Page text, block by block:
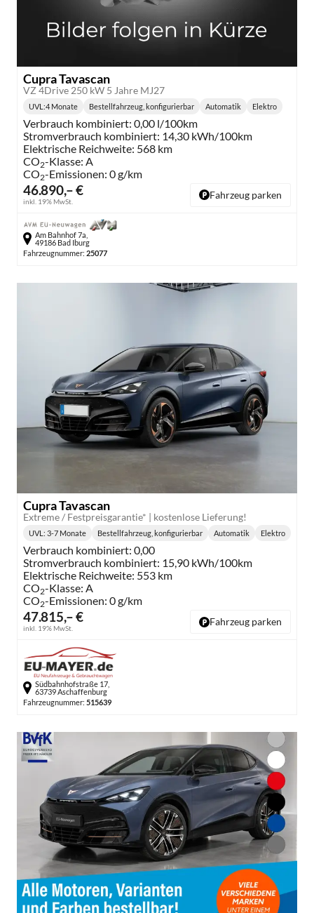
Cupra Tavascan
VZ 4Drive 250 kW 5 Jahre MJ27
46.890,– €
inkl. 19% MwSt.
Lieferzeit:
UVL :4 Monate Bestellfahrzeug, konfigurierbar
Getriebe:
Automatik
Kraftstoff:
Elektro
Verbrauch kombiniert: 0,00 l/100km
Stromverbrauch kombiniert: 14,30 kWh/100km
Elektrische Reichweite: 568 km
CO2-Klasse: A
CO2-Emissionen: 0 g/km
Fahrzeug parken
Am Bahnhof 7a,
49186 Bad Iburg
Fahrzeugnummer: 25077
Cupra Tavascan
Extreme / Festpreisgarantie* | kostenlose Lieferung!
47.815,– €
inkl. 19% MwSt.
UVL : 3-7 Monate Bestellfahrzeug, konfigurierbar Automatik Elektro
Verbrauch kombiniert: 0,00
Stromverbrauch kombiniert: 15,90 kWh/100km
Elektrische Reichweite: 553 km
CO2-Klasse: A
CO2-Emissionen: 0 g/km
Fahrzeug parken
Südbahnhofstraße 17,
63739 Aschaffenburg
Fahrzeugnummer: 515639